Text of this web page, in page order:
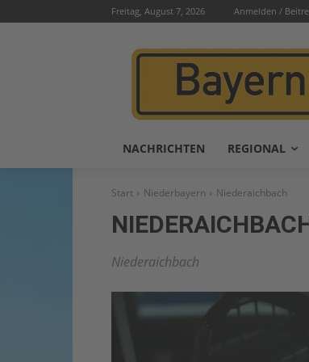
Freitag, August 7, 2026 Anmelden /
NACHRICHTEN REGIONAL
Start Niederbayern Niederaichbach
Niederaichbach